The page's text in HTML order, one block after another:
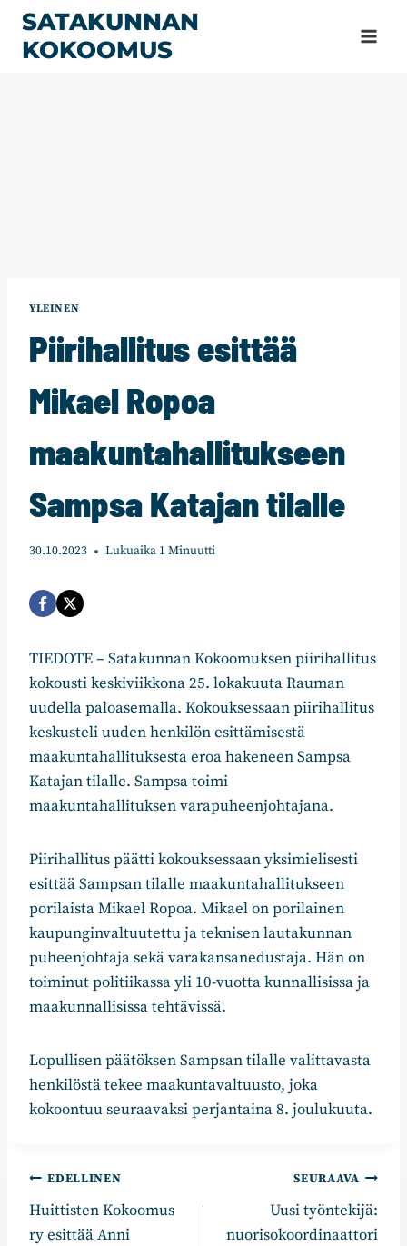
Siirry
sisältöön
SATAKUNNAN
KOKOOMUS
YLEINEN
Piirihallitus esittää
Mikael Ropoa
maakuntahallitukseen
Sampsa Katajan tilalle
30.10.2023 Lukuaika 1 Minuutti
TIEDOTE – Satakunnan Kokoomuksen piirihallitus
kokousti keskiviikkona 25. lokakuuta Rauman
uudella paloasemalla. Kokouksessaan piirihallitus
keskusteli uuden henkilön esittämisestä
maakuntahallituksesta eroa hakeneen Sampsa
Katajan tilalle. Sampsa toimi
maakuntahallituksen varapuheenjohtajana.
Piirihallitus päätti kokouksessaan yksimielisesti
esittää Sampsan tilalle maakuntahallitukseen
porilaista Mikael Ropoa. Mikael on porilainen
kaupunginvaltuutettu ja teknisen lautakunnan
puheenjohtaja sekä varakansanedustaja. Hän on
toiminut politiikassa yli 10-vuotta kunnallisissa ja
maakunnallisissa tehtävissä.
Lopullisen päätöksen Sampsan tilalle valittavasta
henkilöstä tekee maakuntavaltuusto, joka
kokoontuu seuraavaksi perjantaina 8. joulukuuta.
Artikkelien
selaus
EDELLINEN
Huittisten Kokoomus
ry esittää Anni
SEURAAVA
Uusi työntekijä:
nuorisokoordinaattori